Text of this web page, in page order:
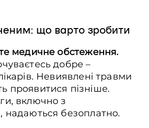
що варто зробити
медичне обстеження.
добре –
Невиявлені травми
проявитися пізніше.
включно з
надаються безоплатно.